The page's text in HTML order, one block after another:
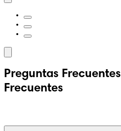
Preguntas Frecuentes
Frecuentes